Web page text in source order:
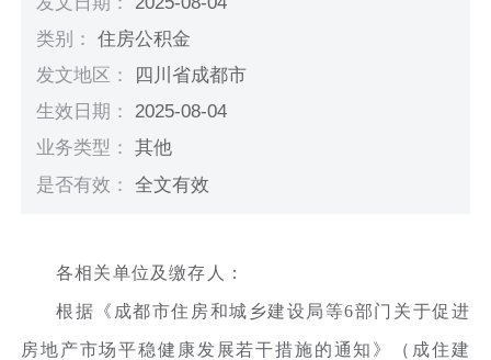
类别：住房公积金
发文地区：
四川省成都市
生效日期： 2025-08-04
业务类型：其他
是否有效：全文有效
各相关单位及缴存人：
根据《成都市住房和城乡建设局等6部门关于促进
房地产市场平稳健康发展若干措施的通知》（成住建